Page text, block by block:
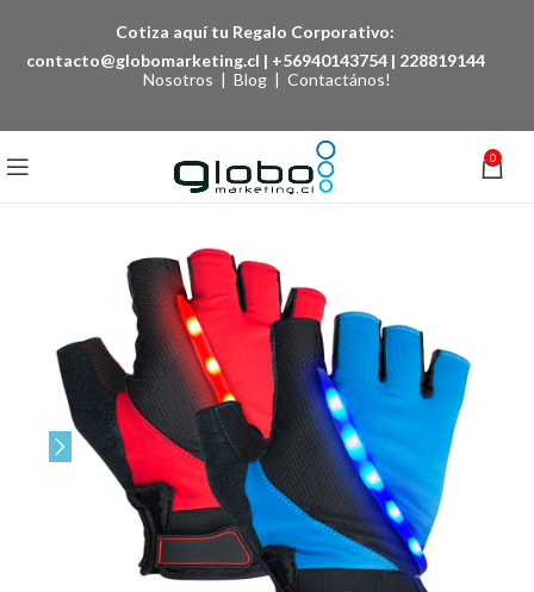
Cotiza aquí tu Regalo Corporativo:
contacto@globomarketing.cl | +56940143754 | 228819144
Nosotros | Blog | Contactános!
0